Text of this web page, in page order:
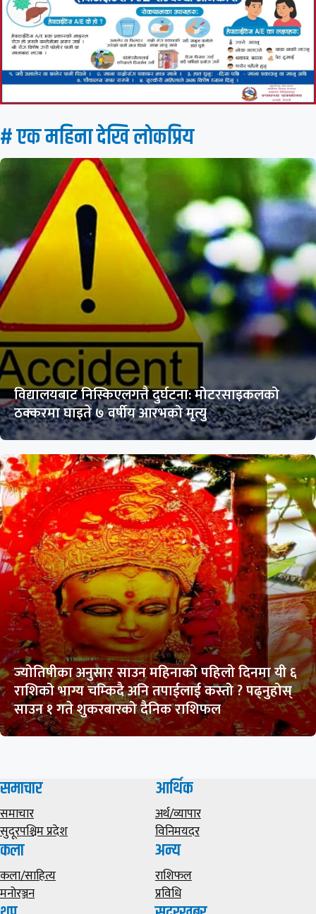
# एक महिना देखि लाेकप्रिय
विद्यालयबाट निस्किएलगत्तै दुर्घटना: मोटरसाइकलको
ठक्करमा घाइते ७ वर्षीय आरभको मृत्यु
ज्योतिषीका अनुसार साउन महिनाको पहिलो दिनमा यी ६
राशिको भाग्य चम्किदै अनि तपाईलाई कस्तो ? पढ्नुहोस्
साउन १ गते शुकरबारको दैनिक राशिफल
समाचार
समाचार
सुदूरपश्चिम प्रदेश
आर्थिक
अर्थ/व्यापार
विनिमयदर
कला
कला/साहित्य
मनोरञ्जन
अन्य
राशिफल
प्रविधि